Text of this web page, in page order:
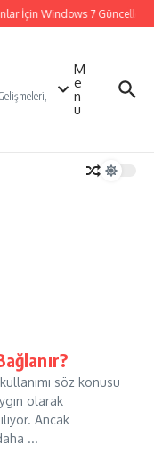
İçin Windows 7
M
e
n
u
söz konusu
olarak
Ancak
...